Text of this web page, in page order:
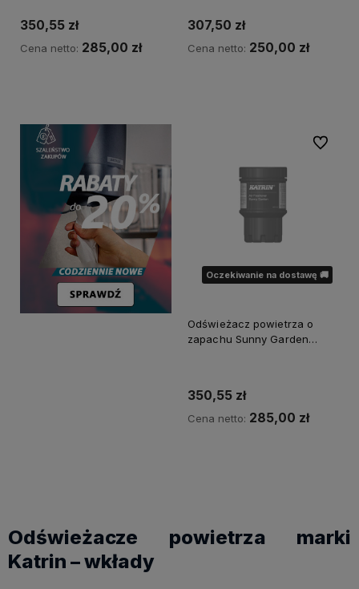
350,55 zł
Cena netto: 285,00 zł
307,50 zł
Cena netto: 250,00 zł
Oczekiwanie na dostawę 🚚
Odświeżacz powietrza o
zapachu Sunny Garden
350,55 zł
Cena netto: 285,00 zł
Do
Odświeżacze powietrza marki
Katrin – wkłady